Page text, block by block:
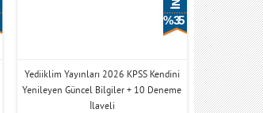
% 35
Yediiklim Yayınları 2026 KPSS Kendini
Yenileyen Güncel Bilgiler + 10 Deneme
İlaveli